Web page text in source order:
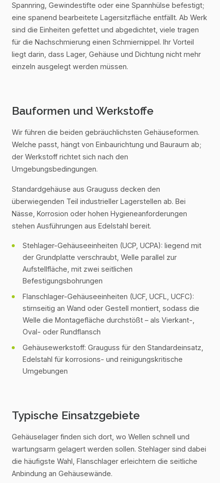
Spannring, Gewindestifte oder eine Spannhülse befestigt;
eine spanend bearbeitete Lagersitzfläche entfällt. Ab Werk
sind die Einheiten gefettet und abgedichtet, viele tragen
für die Nachschmierung einen Schmiernippel. Ihr Vorteil
liegt darin, dass Lager, Gehäuse und Dichtung nicht mehr
einzeln ausgelegt werden müssen.
Bauformen und Werkstoffe
Wir führen die beiden gebräuchlichsten Gehäuseformen.
Welche passt, hängt von Einbaurichtung und Bauraum ab;
der Werkstoff richtet sich nach den
Umgebungsbedingungen.
Standardgehäuse aus Grauguss decken den
überwiegenden Teil industrieller Lagerstellen ab. Bei
Nässe, Korrosion oder hohen Hygieneanforderungen
stehen Ausführungen aus Edelstahl bereit.
Stehlager-Gehäuseeinheiten (UCP, UCPA): liegend mit
der Grundplatte verschraubt, Welle parallel zur
Aufstellfläche, mit zwei seitlichen
Befestigungsbohrungen
Flanschlager-Gehäuseeinheiten (UCF, UCFL, UCFC):
stirnseitig an Wand oder Gestell montiert, sodass die
Welle die Montagefläche durchstößt – als Vierkant-,
Oval- oder Rundflansch
Gehäusewerkstoff: Grauguss für den Standardeinsatz,
Edelstahl für korrosions- und reinigungskritische
Umgebungen
Typische Einsatzgebiete
Gehäuselager finden sich dort, wo Wellen schnell und
wartungsarm gelagert werden sollen. Stehlager sind dabei
die häufigste Wahl, Flanschlager erleichtern die seitliche
Anbindung an Gehäusewände.